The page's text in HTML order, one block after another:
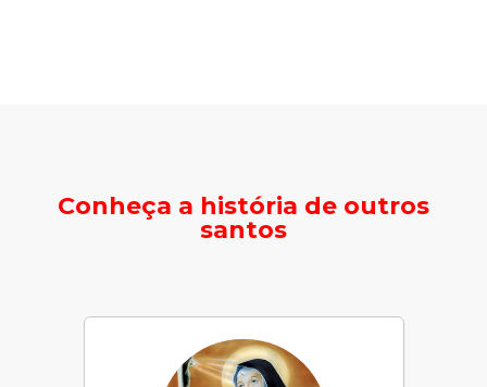
Conheça a história de outros
santos